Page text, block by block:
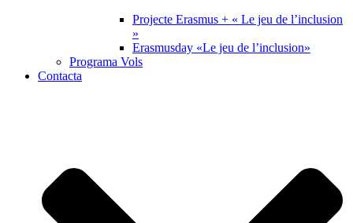
Projecte Erasmus + « Le jeu de l’inclusion
»
Erasmusday «Le jeu de l’inclusion»
Programa Vols
Contacta